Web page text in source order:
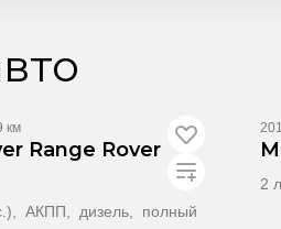
км
Range Rover
АКПП, дизель, полный
2